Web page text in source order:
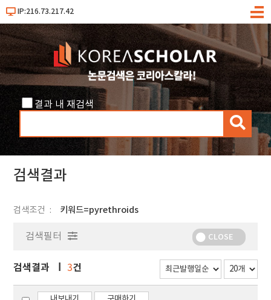
IP:216.73.217.42
메
결과 내 재검색
검
색
검색결과
검색조건 키워드=pyrethroids
검색필터 CLOSE
검색결과 3건